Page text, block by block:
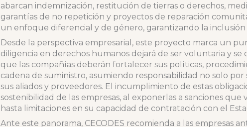
abarcan indemnización, restitución de tierras o derechos,
garantías de no repetición y proyectos de reparación
un enfoque diferencial y de género, garantizando la
Desde la perspectiva empresarial, este proyecto marca un
diligencia en derechos humanos dejará de ser voluntaria y
que las compañías deberán fortalecer sus políticas,
cadena de suministro, asumiendo responsabilidad no solo
sus aliados y proveedores. El incumplimiento de estas
sostenibilidad de las empresas, al exponerlas a sanciones
hasta limitaciones en su capacidad de contratación con el
Ante este panorama, CECODES recomienda a las empresas